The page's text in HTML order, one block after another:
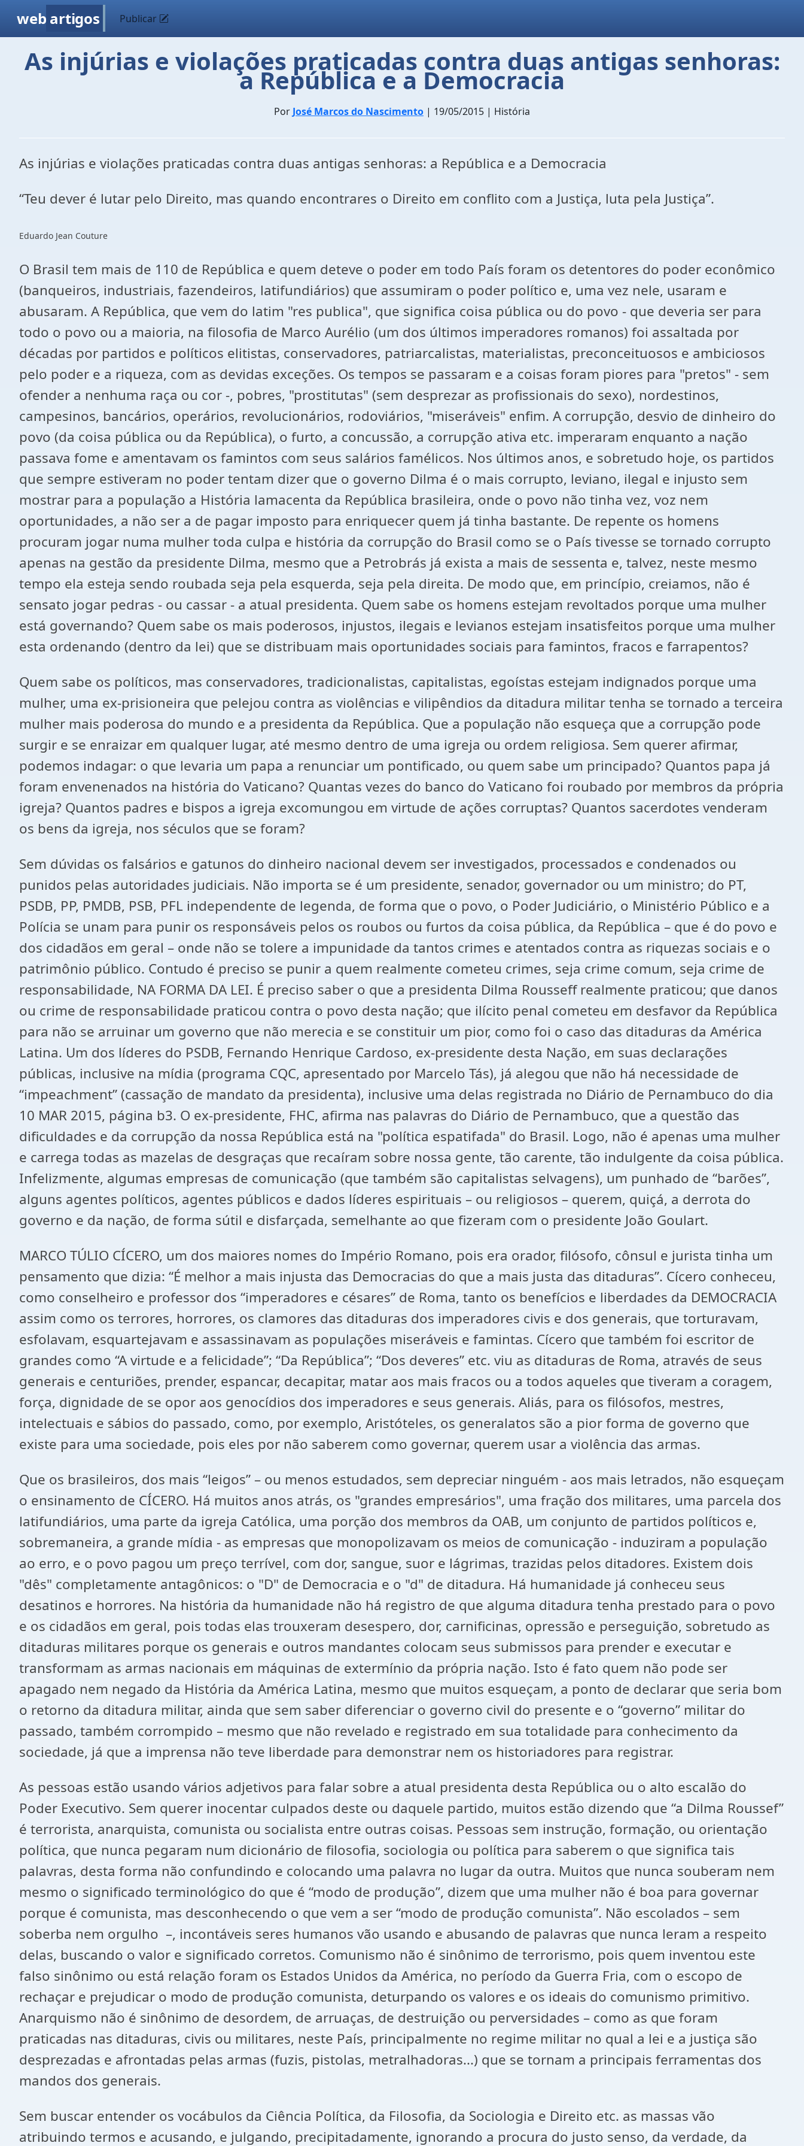
web artigos Publicar
As injúrias e violações praticadas contra duas antigas senhoras:
a República e a Democracia
Por José Marcos do Nascimento | 19/05/2015 | História
As injúrias e violações praticadas contra duas antigas senhoras: a República e a Democracia
“Teu dever é lutar pelo Direito, mas quando encontrares o Direito em conflito com a Justiça, luta pela Justiça”.
Eduardo Jean Couture
O Brasil tem mais de 110 de República e quem deteve o poder em todo País foram os detentores do poder econômico
(banqueiros, industriais, fazendeiros, latifundiários) que assumiram o poder político e, uma vez nele, usaram e
abusaram. A República, que vem do latim "res publica", que significa coisa pública ou do povo - que deveria ser para
todo o povo ou a maioria, na filosofia de Marco Aurélio (um dos últimos imperadores romanos) foi assaltada por
décadas por partidos e políticos elitistas, conservadores, patriarcalistas, materialistas, preconceituosos e ambiciosos
pelo poder e a riqueza, com as devidas exceções. Os tempos se passaram e a coisas foram piores para "pretos" - sem
ofender a nenhuma raça ou cor -, pobres, "prostitutas" (sem desprezar as profissionais do sexo), nordestinos,
campesinos, bancários, operários, revolucionários, rodoviários, "miseráveis" enfim. A corrupção, desvio de dinheiro do
povo (da coisa pública ou da República), o furto, a concussão, a corrupção ativa etc. imperaram enquanto a nação
passava fome e amentavam os famintos com seus salários famélicos. Nos últimos anos, e sobretudo hoje, os partidos
que sempre estiveram no poder tentam dizer que o governo Dilma é o mais corrupto, leviano, ilegal e injusto sem
mostrar para a população a História lamacenta da República brasileira, onde o povo não tinha vez, voz nem
oportunidades, a não ser a de pagar imposto para enriquecer quem já tinha bastante. De repente os homens
procuram jogar numa mulher toda culpa e história da corrupção do Brasil como se o País tivesse se tornado corrupto
apenas na gestão da presidente Dilma, mesmo que a Petrobrás já exista a mais de sessenta e, talvez, neste mesmo
tempo ela esteja sendo roubada seja pela esquerda, seja pela direita. De modo que, em princípio, creiamos, não é
sensato jogar pedras - ou cassar - a atual presidenta. Quem sabe os homens estejam revoltados porque uma mulher
está governando? Quem sabe os mais poderosos, injustos, ilegais e levianos estejam insatisfeitos porque uma mulher
esta ordenando (dentro da lei) que se distribuam mais oportunidades sociais para famintos, fracos e farrapentos?
Quem sabe os políticos, mas conservadores, tradicionalistas, capitalistas, egoístas estejam indignados porque uma
mulher, uma ex-prisioneira que pelejou contra as violências e vilipêndios da ditadura militar tenha se tornado a terceira
mulher mais poderosa do mundo e a presidenta da República. Que a população não esqueça que a corrupção pode
surgir e se enraizar em qualquer lugar, até mesmo dentro de uma igreja ou ordem religiosa. Sem querer afirmar,
podemos indagar: o que levaria um papa a renunciar um pontificado, ou quem sabe um principado? Quantos papa já
foram envenenados na história do Vaticano? Quantas vezes do banco do Vaticano foi roubado por membros da própria
igreja? Quantos padres e bispos a igreja excomungou em virtude de ações corruptas? Quantos sacerdotes venderam
os bens da igreja, nos séculos que se foram?
Sem dúvidas os falsários e gatunos do dinheiro nacional devem ser investigados, processados e condenados ou
punidos pelas autoridades judiciais. Não importa se é um presidente, senador, governador ou um ministro; do PT,
PSDB, PP, PMDB, PSB, PFL independente de legenda, de forma que o povo, o Poder Judiciário, o Ministério Público e a
Polícia se unam para punir os responsáveis pelos os roubos ou furtos da coisa pública, da República – que é do povo e
dos cidadãos em geral – onde não se tolere a impunidade da tantos crimes e atentados contra as riquezas sociais e o
patrimônio público. Contudo é preciso se punir a quem realmente cometeu crimes, seja crime comum, seja crime de
responsabilidade, NA FORMA DA LEI. É preciso saber o que a presidenta Dilma Rousseff realmente praticou; que danos
ou crime de responsabilidade praticou contra o povo desta nação; que ilícito penal cometeu em desfavor da República
para não se arruinar um governo que não merecia e se constituir um pior, como foi o caso das ditaduras da América
Latina. Um dos líderes do PSDB, Fernando Henrique Cardoso, ex-presidente desta Nação, em suas declarações
públicas, inclusive na mídia (programa CQC, apresentado por Marcelo Tás), já alegou que não há necessidade de
“impeachment” (cassação de mandato da presidenta), inclusive uma delas registrada no Diário de Pernambuco do dia
10 MAR 2015, página b3. O ex-presidente, FHC, afirma nas palavras do Diário de Pernambuco, que a questão das
dificuldades e da corrupção da nossa República está na "política espatifada" do Brasil. Logo, não é apenas uma mulher
e carrega todas as mazelas de desgraças que recaíram sobre nossa gente, tão carente, tão indulgente da coisa pública.
Infelizmente, algumas empresas de comunicação (que também são capitalistas selvagens), um punhado de “barões”,
alguns agentes políticos, agentes públicos e dados líderes espirituais – ou religiosos – querem, quiçá, a derrota do
governo e da nação, de forma sútil e disfarçada, semelhante ao que fizeram com o presidente João Goulart.
MARCO TÚLIO CÍCERO, um dos maiores nomes do Império Romano, pois era orador, filósofo, cônsul e jurista tinha um
pensamento que dizia: “É melhor a mais injusta das Democracias do que a mais justa das ditaduras”. Cícero conheceu,
como conselheiro e professor dos “imperadores e césares” de Roma, tanto os benefícios e liberdades da DEMOCRACIA
assim como os terrores, horrores, os clamores das ditaduras dos imperadores civis e dos generais, que torturavam,
esfolavam, esquartejavam e assassinavam as populações miseráveis e famintas. Cícero que também foi escritor de
grandes como “A virtude e a felicidade”; “Da República”; “Dos deveres” etc. viu as ditaduras de Roma, através de seus
generais e centuriões, prender, espancar, decapitar, matar aos mais fracos ou a todos aqueles que tiveram a coragem,
força, dignidade de se opor aos genocídios dos imperadores e seus generais. Aliás, para os filósofos, mestres,
intelectuais e sábios do passado, como, por exemplo, Aristóteles, os generalatos são a pior forma de governo que
existe para uma sociedade, pois eles por não saberem como governar, querem usar a violência das armas.
Que os brasileiros, dos mais “leigos” – ou menos estudados, sem depreciar ninguém - aos mais letrados, não esqueçam
o ensinamento de CÍCERO. Há muitos anos atrás, os "grandes empresários", uma fração dos militares, uma parcela dos
latifundiários, uma parte da igreja Católica, uma porção dos membros da OAB, um conjunto de partidos políticos e,
sobremaneira, a grande mídia - as empresas que monopolizavam os meios de comunicação - induziram a população
ao erro, e o povo pagou um preço terrível, com dor, sangue, suor e lágrimas, trazidas pelos ditadores. Existem dois
"dês" completamente antagônicos: o "D" de Democracia e o "d" de ditadura. Há humanidade já conheceu seus
desatinos e horrores. Na história da humanidade não há registro de que alguma ditadura tenha prestado para o povo
e os cidadãos em geral, pois todas elas trouxeram desespero, dor, carnificinas, opressão e perseguição, sobretudo as
ditaduras militares porque os generais e outros mandantes colocam seus submissos para prender e executar e
transformam as armas nacionais em máquinas de extermínio da própria nação. Isto é fato quem não pode ser
apagado nem negado da História da América Latina, mesmo que muitos esqueçam, a ponto de declarar que seria bom
o retorno da ditadura militar, ainda que sem saber diferenciar o governo civil do presente e o “governo” militar do
passado, também corrompido – mesmo que não revelado e registrado em sua totalidade para conhecimento da
sociedade, já que a imprensa não teve liberdade para demonstrar nem os historiadores para registrar.
As pessoas estão usando vários adjetivos para falar sobre a atual presidenta desta República ou o alto escalão do
Poder Executivo. Sem querer inocentar culpados deste ou daquele partido, muitos estão dizendo que “a Dilma Roussef”
é terrorista, anarquista, comunista ou socialista entre outras coisas. Pessoas sem instrução, formação, ou orientação
política, que nunca pegaram num dicionário de filosofia, sociologia ou política para saberem o que significa tais
palavras, desta forma não confundindo e colocando uma palavra no lugar da outra. Muitos que nunca souberam nem
mesmo o significado terminológico do que é “modo de produção”, dizem que uma mulher não é boa para governar
porque é comunista, mas desconhecendo o que vem a ser “modo de produção comunista”. Não escolados – sem
soberba nem orgulho –, incontáveis seres humanos vão usando e abusando de palavras que nunca leram a respeito
delas, buscando o valor e significado corretos. Comunismo não é sinônimo de terrorismo, pois quem inventou este
falso sinônimo ou está relação foram os Estados Unidos da América, no período da Guerra Fria, com o escopo de
rechaçar e prejudicar o modo de produção comunista, deturpando os valores e os ideais do comunismo primitivo.
Anarquismo não é sinônimo de desordem, de arruaças, de destruição ou perversidades – como as que foram
praticadas nas ditaduras, civis ou militares, neste País, principalmente no regime militar no qual a lei e a justiça são
desprezadas e afrontadas pelas armas (fuzis, pistolas, metralhadoras...) que se tornam a principais ferramentas dos
mandos dos generais.
Sem buscar entender os vocábulos da Ciência Política, da Filosofia, da Sociologia e Direito etc. as massas vão
atribuindo termos e acusando, e julgando, precipitadamente, ignorando a procura do justo senso, da verdade, da